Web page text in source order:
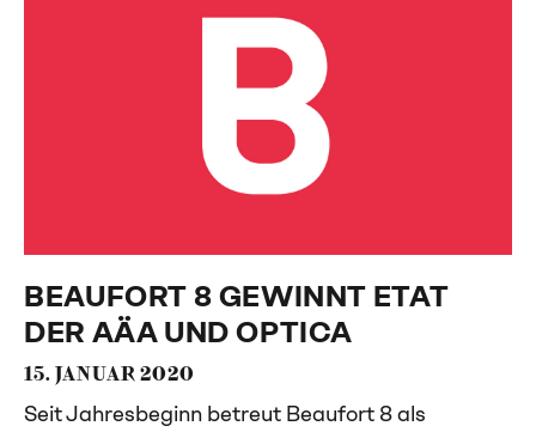
BEAUFORT 8 GEWINNT ETAT
DER AÄA UND OPTICA
15. JANUAR 2020
Seit Jahresbeginn betreut Beaufort 8 als